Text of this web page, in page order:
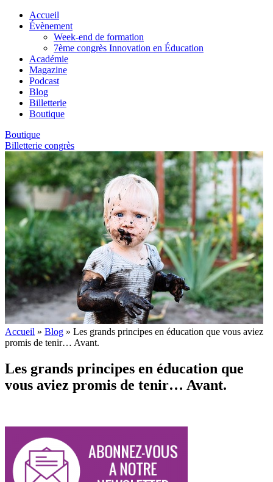
Accueil
Évènement
Week-end de formation
7ème congrès Innovation en Éducation
Académie
Magazine
Podcast
Blog
Billetterie
Boutique
Boutique
Billetterie congrès
Accueil » Blog » Les grands principes en éducation que vous aviez
promis de tenir… Avant.
Les grands principes en éducation que
vous aviez promis de tenir… Avant.